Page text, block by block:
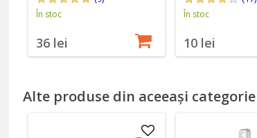
În stoc
36 lei
În stoc
10 lei
Alte produse din aceeași categorie